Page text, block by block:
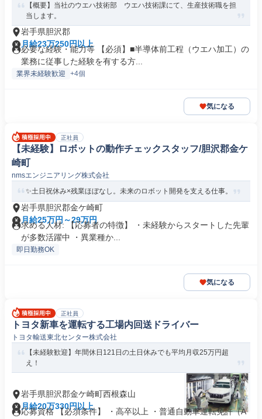
【概要】当社のウエハ技術部 ウエハ技術課にて、生産技術職を担
当します。
岩手県胆沢郡
月給23万250円以上
必要な経験・能力等 【必須】■半導体前工程（ウエハ加工）の
業務に従事した経験を有する方...
業界未経験歓迎 +4個
気になる
正社員
【未経験】ロボットの動作チェックスタッフ/胆沢郡金ケ
崎町
nmsエンジニアリング株式会社
✨土日祝休み×残業ほぼなし。未来のロボット開発を支える仕事。
岩手県胆沢郡金ケ崎町
月給25万円～29万円
求める人材: 【応募者の特徴】 ・未経験からスタートした先輩
が多数活躍中 ・異業種か...
即日勤務OK
気になる
正社員
トヨタ新車を運転する工場内回送ドライバー
トヨタ輸送東北センター株式会社
【未経験歓迎】年間休日121日の土日休みでも平均月収25万円超
え！
岩手県胆沢郡金ケ崎町西根森山
月給20万330円以上
応募資格 【必須条件】 ・高卒以上 ・普通自動車運転免許（A